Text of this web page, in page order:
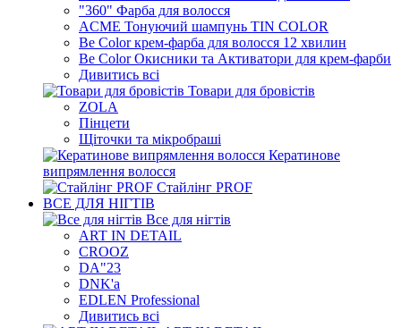
"360" Фарба для волосся
ACME Тонуючий шампунь TIN COLOR
Be Color крем-фарба для волосся 12 хвилин
Be Color Окисники та Активатори для крем-фарби
Дивитись всі
Товари для бровістів
ZOLA
Пінцети
Щіточки та мікробраші
Кератинове
випрямлення волосся
Стайлінг PROF
ВСЕ ДЛЯ НІГТІВ
Все для нігтів
ART IN DETAIL
CROOZ
DA"23
DNK'a
EDLEN Professional
Дивитись всі